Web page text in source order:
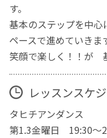
す。
基本のステップを中
ペースで進めていきま
笑顔で楽しく！！が
レッスンスケ
タヒチアンダンス
第1.3金曜日 19:30～